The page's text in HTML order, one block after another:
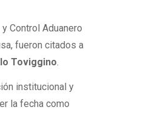
Control Aduanero
fueron citados a
Toviggino.
institucional y
la fecha como